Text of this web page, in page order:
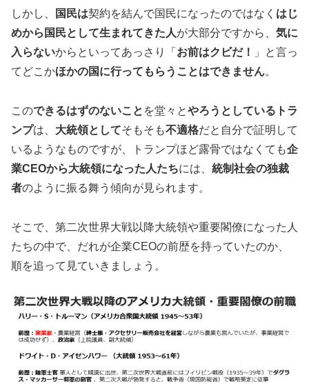
しかし、 国民は契約を結んで国民になったのではなく はじ
めから国民として生まれてきた人が大部分ですから、 気に
入らないからといってあっさり「 お前はクビだ！
」と言っ
てどこかほかの国に行ってもらうことはできません。
このできるはずのないこと を堂々とやろうとしているトラ
ンプは、 大統領としてそもそも不適格だと自分で証明して
いるようなものですが、トランプほど露骨ではなくても企
業CEOから大統領になった人たちには、 統制社会の独裁
者のように振る舞う傾向が見られます。
そこで、第二次世界大戦以降大統領や重要閣僚になった人
たちの中で、だれが企業CEOの前歴を持っていたのか、
順を追って見ていきましょう。